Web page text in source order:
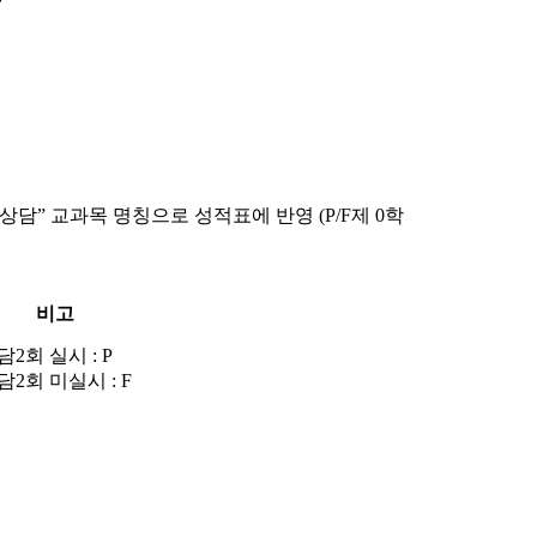
담” 교과목 명칭으로 성적표에 반영 (P/F제 0학
비고
2회 실시 : P
2회 미실시 : F